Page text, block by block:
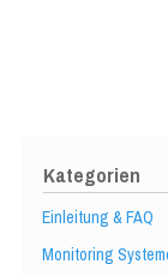
Kategorien
Einleitung & FAQ
Monitoring